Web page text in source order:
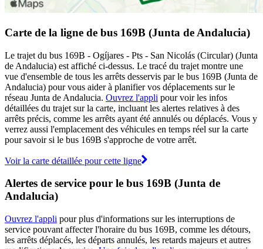
Carte de la ligne de bus 169B (Junta de Andalucia)
Le trajet du bus 169B - Ogíjares - Pts - San Nicolás (Circular) (Junta
de Andalucia) est affiché ci-dessus. Le tracé du trajet montre une
vue d'ensemble de tous les arrêts desservis par le bus 169B (Junta de
Andalucia) pour vous aider à planifier vos déplacements sur le
réseau Junta de Andalucia. Ouvrez l'appli pour voir les infos
détaillées du trajet sur la carte, incluant les alertes relatives à des
arrêts précis, comme les arrêts ayant été annulés ou déplacés. Vous y
verrez aussi l'emplacement des véhicules en temps réel sur la carte
pour savoir si le bus 169B s'approche de votre arrêt.
Voir la carte détaillée pour cette ligne
Alertes de service pour le bus 169B (Junta de
Andalucia)
Ouvrez l'appli pour plus d'informations sur les interruptions de
service pouvant affecter l'horaire du bus 169B, comme les détours,
les arrêts déplacés, les départs annulés, les retards majeurs et autres